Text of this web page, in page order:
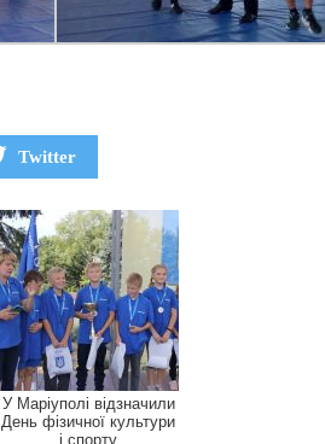
Twitter
У Маріуполі відзначили
День фізичної культури
і спорту